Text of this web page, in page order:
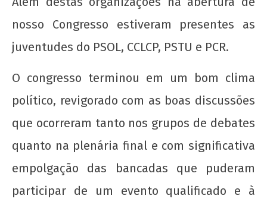
"Novo" Ensino Médio!
22 de
agosto
wp-
admin
nosso Congresso estiveram presentes as
juventudes do PSOL, CCLCP, PSTU e PCR.
O congresso terminou em um bom clima
político, revigorado com as boas discussões
que ocorreram tanto nos grupos de debates
quanto na plenária final e com significativa
empolgação das bancadas que puderam
participar de um evento qualificado e à